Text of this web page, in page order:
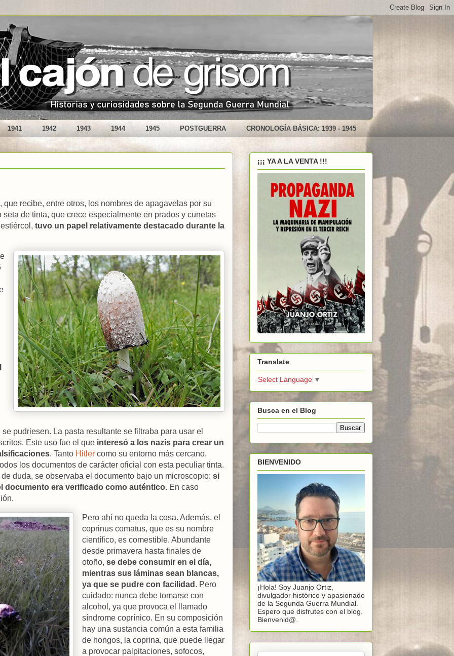
1941 1942 1943 1944 1945 POSTGUERRA CRONOLOGÍA BÁSICA: 1939 - 1945
que recibe, entre otros, los nombres de apagavelas por su
de tinta, que crece especialmente en prados y cunetas
tuvo un papel relativamente destacado durante la
pudriesen. La pasta resultante se filtraba para usar el
Este uso fue el que interesó a los nazis para crear un
. Tanto Hitler como su entorno más cercano,
los documentos de carácter oficial con esta peculiar tinta.
duda, se observaba el documento bajo un microscopio: si
documento era verificado como auténtico. En caso
Pero ahí no queda la cosa. Además, el
coprinus comatus, que es su nombre
científico, es comestible. Abundante
desde primavera hasta finales de
otoño, se debe consumir en el día,
mientras sus láminas sean blancas,
ya que se pudre con facilidad . Pero
cuidado: nunca debe tomarse con
alcohol, ya que provoca el llamado
síndrome coprínico. En su composición
hay una sustancia común a esta familia
de hongos, la coprina, que puede llegar
a provocar palpitaciones, sofocos,
¡¡¡ YA A LA VENTA !!!
Translate
Select Language ▼
Busca en el Blog
BIENVENIDO
¡Hola! Soy Juanjo Ortiz,
divulgador histórico y apasionado
de la Segunda Guerra Mundial.
Espero que disfrutes con el blog.
Bienvenid@.